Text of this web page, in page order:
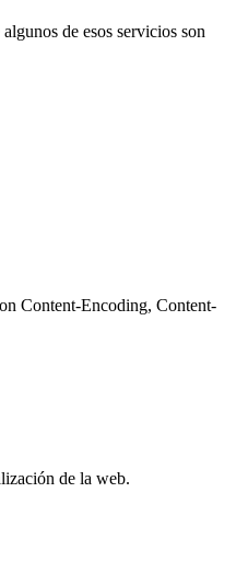
de esos servicios son
Content-Encoding, Content-
de la web.